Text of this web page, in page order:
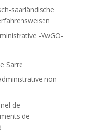
saarländische
-VwGO-
Sarre
non
de
de